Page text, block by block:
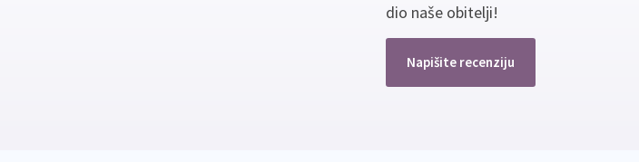
dio naše obitelji!
Napišite recenziju